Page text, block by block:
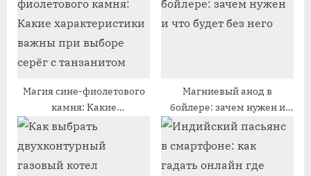
я
з
а
п
и
ь
:
а
я
з
а
п
с
ь
:
Магия сине-фиолетового
камня: Какие
характеристики важны
при выборе серёг с
танзанитом
Магниевый анод в
бойлере: зачем нужен и
что будет без него